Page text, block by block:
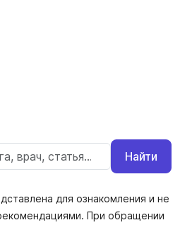
Найти
для ознакомления и не
При обращении